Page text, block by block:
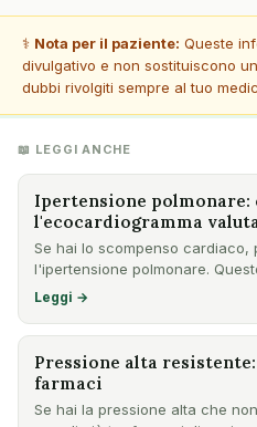
⚕️ Nota per il paziente: Queste
divulgativo e non sostituiscono
dubbi rivolgiti sempre al tuo
📖 LEGGI ANCHE
Ipertensione polmonare:
l'ecocardiogramma
Se hai lo scompenso cardiaco,
l'ipertensione polmonare.
l'ecoc…
Leggi →
Pressione alta
farmaci
Se hai la pressione alta che